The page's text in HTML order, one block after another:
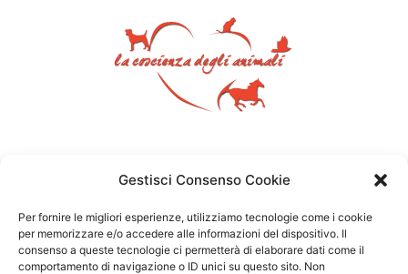
Gestisci Consenso Cookie
Per fornire le migliori esperienze, utilizziamo tecnologie come i cookie
per memorizzare e/o accedere alle informazioni del dispositivo. Il
consenso a queste tecnologie ci permetterà di elaborare dati come il
comportamento di navigazione o ID unici su questo sito. Non